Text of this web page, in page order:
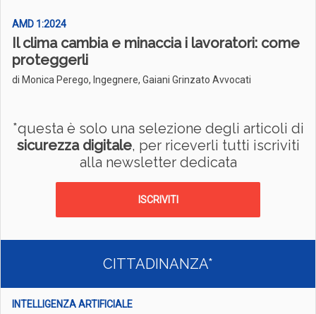
AMD 1:2024
Il clima cambia e minaccia i lavoratori: come
proteggerli
di Monica Perego, Ingegnere, Gaiani Grinzato Avvocati
*questa è solo una selezione degli articoli di
sicurezza digitale, per riceverli tutti iscriviti
alla newsletter dedicata
ISCRIVITI
CITTADINANZA*
INTELLIGENZA ARTIFICIALE